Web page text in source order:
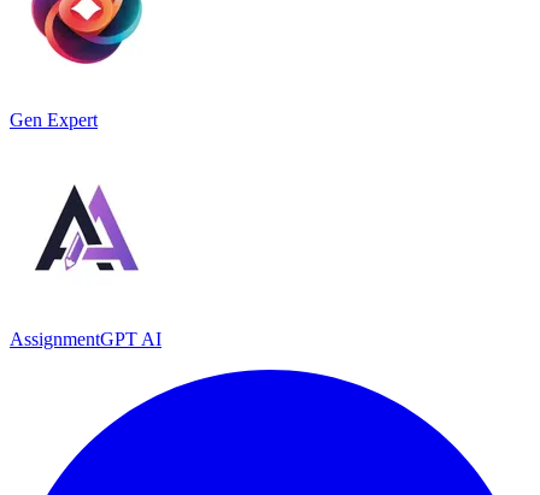
Gen Expert
AssignmentGPT AI